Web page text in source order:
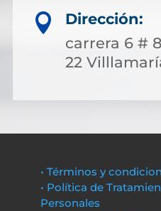

Dirección:
carrera 6 #
22
• Términos y
• Política de
Personales